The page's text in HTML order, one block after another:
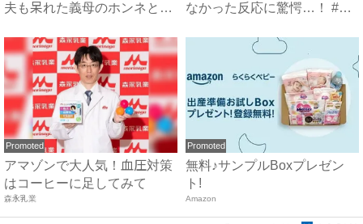
夫も呆れた義母のホンネと
なかった反応に驚愕…！ #
Promoted
アマゾンで大人気！血圧対策
はコーヒーに足してみて
森永乳業
Promoted
無料♪サンプルBoxプレゼン
ト!
Amazon